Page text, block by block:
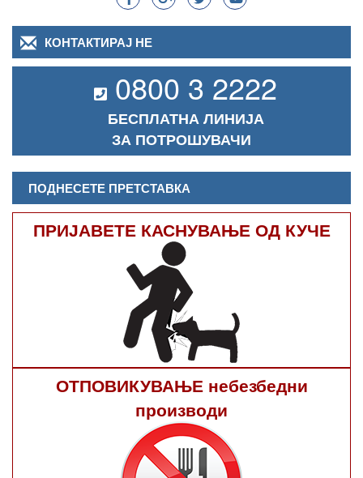
КОНТАКТИРАЈ НЕ
0800 3 2222
БЕСПЛАТНА ЛИНИЈА
ЗА ПОТРОШУВАЧИ
ПОДНЕСЕТЕ ПРЕТСТАВКА
ПРИЈАВЕТЕ КАСНУВАЊЕ ОД КУЧЕ
ОТПОВИКУВАЊЕ небезбедни
производи